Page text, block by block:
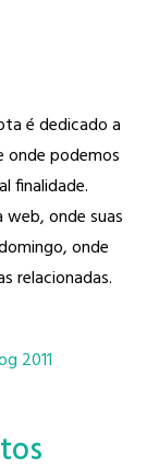
é dedicado a
onde podemos
finalidade.
onde suas
onde
relacionadas.
2011